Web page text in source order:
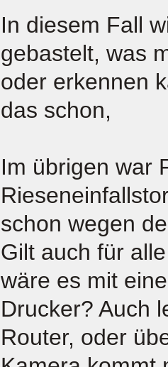
In diesem Fall
gebastelt, was
oder erkennen
das schon,
Im übrigen war
schon wegen
Gilt auch für
wäre es mit
Drucker? Auch
Router, oder